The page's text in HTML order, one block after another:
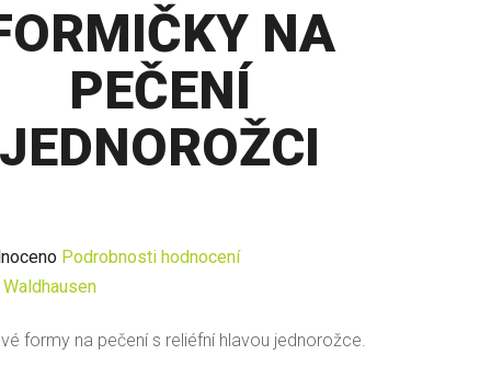
NA
PEČENÍ
JEDNOROŽCI
Podrobnosti hodnocení
Waldhausen
formy na pečení s reliéfní hlavou jednorožce.